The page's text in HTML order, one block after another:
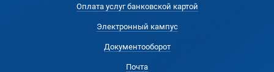
Оплата услуг банковской картой
Электронный кампус
Документооборот
Почта